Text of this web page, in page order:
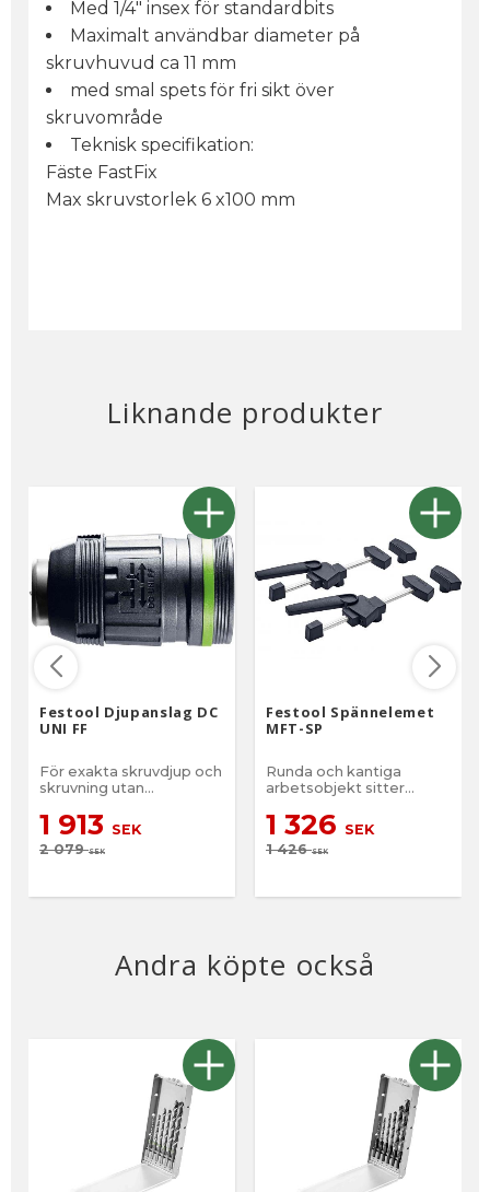
Med 1/4" insex för standardbits
Maximalt användbar diameter på
skruvhuvud ca 11 mm
med smal spets för fri sikt över
skruvområde
Teknisk specifikation:
Fäste FastFix
Max skruvstorlek 6 x100 mm
Liknande produkter
Festool Djupanslag DC
UNI FF
För exakta skruvdjup och
skruvning utan
1 913 SEK
2 079SEK
Festool Spännelemet
MFT-SP
Runda och kantiga
arbetsobjekt sitter
1 326 SEK
1 426SEK
Andra köpte också